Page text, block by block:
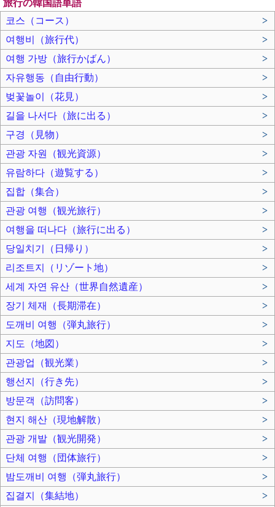
旅行の韓国語単語
코스（コース）
>
여행비（旅行代）
>
여행 가방（旅行かばん）
>
자유행동（自由行動）
>
벚꽃놀이（花見）
>
길을 나서다（旅に出る）
>
구경（見物）
>
관광 자원（観光資源）
>
유람하다（遊覧する）
>
집합（集合）
>
관광 여행（観光旅行）
>
여행을 떠나다（旅行に出る）
>
당일치기（日帰り）
>
리조트지（リゾート地）
>
세계 자연 유산（世界自然遺産）
>
장기 체재（長期滞在）
>
도깨비 여행（弾丸旅行）
>
지도（地図）
>
관광업（観光業）
>
행선지（行き先）
>
방문객（訪問客）
>
현지 해산（現地解散）
>
관광 개발（観光開発）
>
단체 여행（団体旅行）
>
밤도깨비 여행（弾丸旅行）
>
집결지（集結地）
>